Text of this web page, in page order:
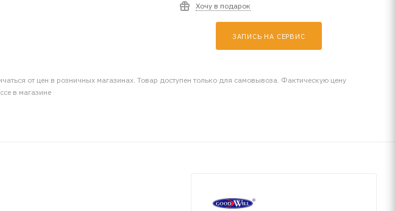
Хочу в подарок
ЗАПИСЬ НА СЕРВИС
от цен в розничных магазинах. Товар доступен только для самовывоза. Фактическую цену
в магазине